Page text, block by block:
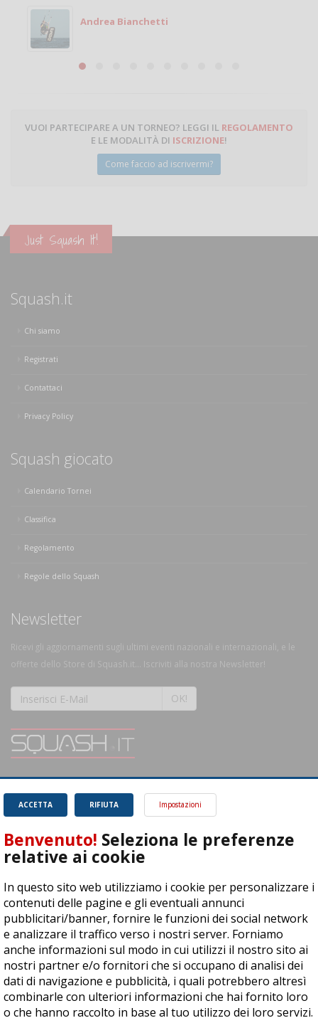
Michele
Michele Miglionico
VUOI PARTECIPARE A UN TORNEO? LEGGI IL REGOLAMENTO
E LE MODALITÀ DI ISCRIZIONE!
Come faccio ad iscrivermi?
Just Squash It!
Squash.it
Chi siamo
Registrati
Contattaci
Privacy Policy
Squash giocato
Calendario Tornei
Classifica
Regolamento
Regole dello Squash
Newsletter
Ricevi gli aggiornamenti sugli ultimi eventi nazionali e internazionali, e le
offerte dello Store di Squash.it... Iscriviti alla nostra Newsletter!
OK!
magnifico sport.
Leggi
RIFIUTA
ACCETTA Impostazioni
Benvenuto! Seleziona le preferenze
relative ai cookie
In questo sito web utilizziamo i cookie per personalizzare i
contenuti delle pagine e gli eventuali annunci
pubblicitari/banner, fornire le funzioni dei social network
e analizzare il traffico verso i nostri server. Forniamo
anche informazioni sul modo in cui utilizzi il nostro sito ai
nostri partner e/o fornitori che si occupano di analisi dei
dati di navigazione e pubblicità, i quali potrebbero altresì
combinarle con ulteriori informazioni che hai fornito loro
o che hanno raccolto in base al tuo utilizzo dei loro servizi.
ASD Let's Sport - Via T. Olivelli 3, 25014 Castenedolo (BS) - P. Iva:
04278030988
© Copyright 2015 | All Rights Reserved - Powered byDynDevice
Privacy Policy Cookie Policy Accessibilità Sitemap